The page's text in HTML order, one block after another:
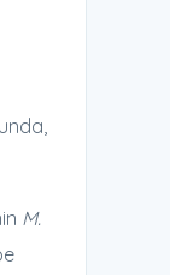
M.